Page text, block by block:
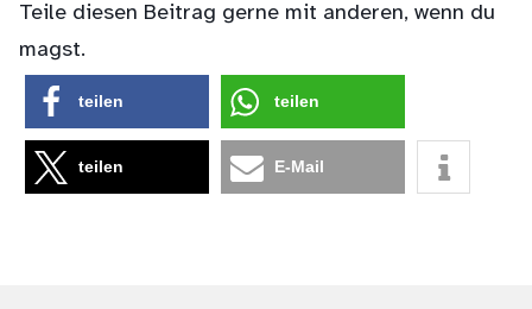
Teile diesen Beitrag gerne mit anderen, wenn du
magst.
teilen teilen
teilen E-Mail